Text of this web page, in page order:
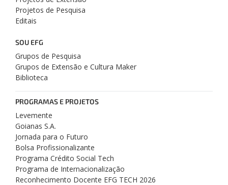
Projetos de Pesquisa
Editais
SOU EFG
Grupos de Pesquisa
Grupos de Extensão e Cultura Maker
Biblioteca
PROGRAMAS E PROJETOS
Levemente
Goianas S.A.
Jornada para o Futuro
Bolsa Profissionalizante
Programa Crédito Social Tech
Programa de Internacionalização
Reconhecimento Docente EFG TECH 2026